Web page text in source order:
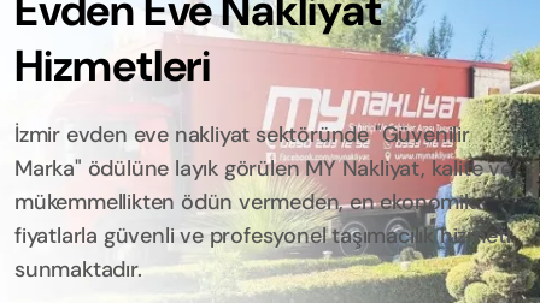
Hizmetleri
İzmir evden eve nakliyat sektöründe "Güvenilir
Marka" ödülüne layık görülen MY Nakliyat, kalite ve
mükemmellikten ödün vermeden, en ekonomik
fiyatlarla güvenli ve profesyonel taşımacılık hizmeti
sunmaktadır.